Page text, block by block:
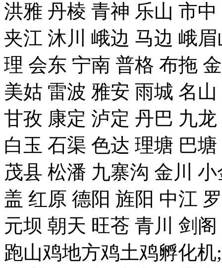
洪雅 丹棱 青神 乐山 市
夹江 沐川 峨边 马边 峨
理 会东 宁南 普格 布拖
美姑 雷波 雅安 雨城 名
甘孜 康定 泸定 丹巴 九
白玉 石渠 色达 理塘 巴
茂县 松潘 九寨沟 金川
盖 红原 德阳 旌阳 中江
元坝 朝天 旺苍 青川 剑
跑山鸡地方鸡土鸡孵化机